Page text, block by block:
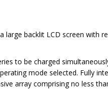
large backlit LCD screen
to be charged
mode selected. Fully
array comprising no less